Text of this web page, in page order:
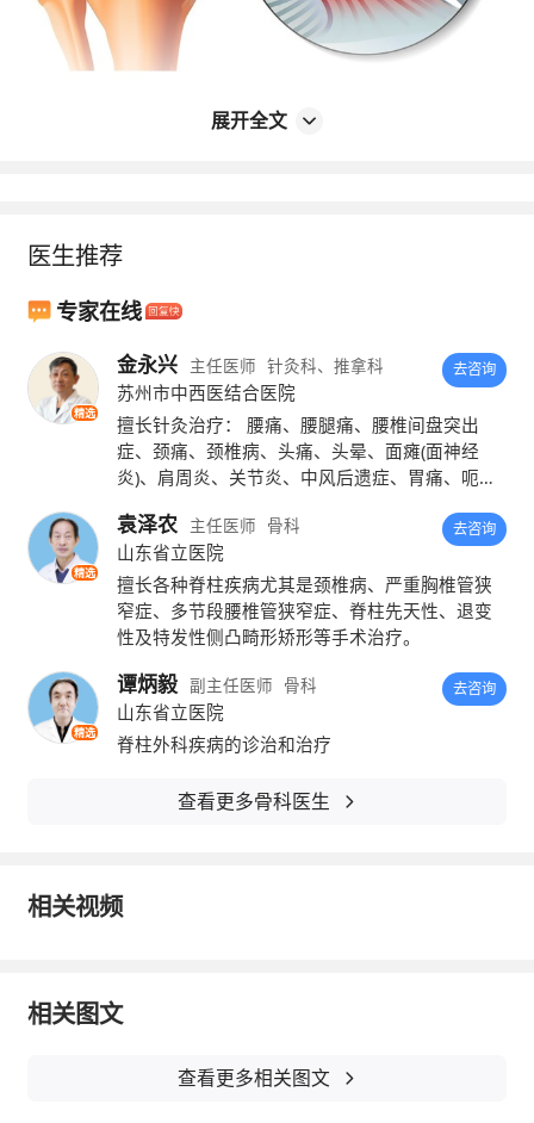
韧带撕裂三到四周才能好
完全恢复韧带的功能和强度，则需要三个月。
一般韧带撕裂后需要进行局部石膏或支具固
定、局部减少活动和免负重，以帮助韧带更快
的愈合。固定约三周后可以拆除固定装置，逐
步进行韧带的功能，恢复康复锻炼，约三个月
后韧带愈合了就可以恢复正常工作。
韧带撕裂的治疗，主要有三方面
1、修复重建
对于韧带损伤以后的病人要想促进快速恢
复，首先需要先确定治疗方案的，因为对于韧
带损伤比较严重的，必须要进行修复重建才有
对于韧带损伤比较轻的一般选择，积极的
化於和非甾体类消炎镇痛药物治疗。
3、收缩肌肉
展开全文
医生推荐
专家在线
精选
金永兴 主任医师 针灸科、推拿科
苏州市中西医结合医院
去咨询
擅长针灸治疗： 腰痛、腰腿痛、腰椎间盘突出
症、颈痛、颈椎病、头痛、头晕、面瘫(面神经
炎)、肩周炎、关节炎、中风后遗症、胃痛、呃逆
精选
袁泽农 主任医师 骨科
山东省立医院
去咨询
擅长各种脊柱疾病尤其是颈椎病、严重胸椎管狭
窄症、多节段腰椎管狭窄症、脊柱先天性、退变
性及特发性侧凸畸形矫形等手术治疗。
精选
谭炳毅 副主任医师 骨科
山东省立医院
去咨询
脊柱外科疾病的诊治和治疗
查看更多骨科医生
相关视频
相关图文
查看更多相关图文